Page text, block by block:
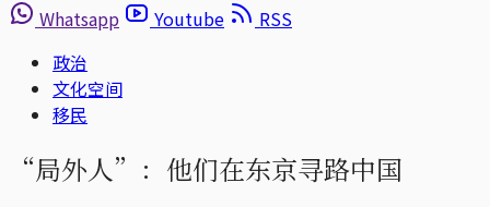
Whatsapp
Youtube
RSS
政治
文化空间
移民
“局外人”：他们在东京寻路中国